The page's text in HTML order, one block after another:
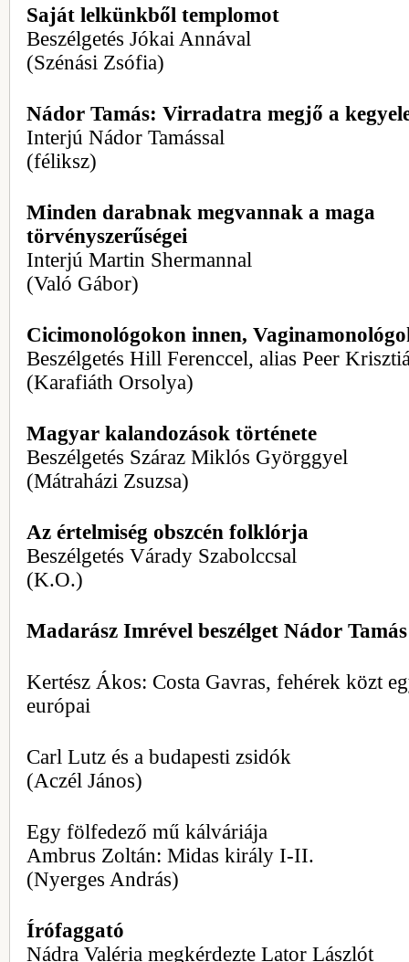
Saját lelkünkből templomot
Beszélgetés Jókai Annával
(Szénási Zsófia)
Nádor Tamás: Virradatra megjő a
Interjú Nádor Tamással
(féliksz)
Minden darabnak megvannak a maga
törvényszerűségei
Interjú Martin Shermannal
(Való Gábor)
Cicimonológokon innen,
Beszélgetés Hill Ferenccel, alias Peer
(Karafiáth Orsolya)
Magyar kalandozások története
Beszélgetés Száraz Miklós Györggyel
(Mátraházi Zsuzsa)
Az értelmiség obszcén folklórja
Beszélgetés Várady Szabolccsal
(K.O.)
Madarász Imrével beszélget Nádor Tamás
Kertész Ákos: Costa Gavras, fehérek közt
európai
Carl Lutz és a budapesti zsidók
(Aczél János)
Egy fölfedező mű kálváriája
Ambrus Zoltán: Midas király I-II.
(Nyerges András)
Írófaggató
Nádra Valéria megkérdezte Lator Lászlót